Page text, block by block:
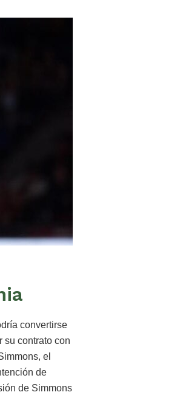
convertirse
su contrato con
el
de
de Simmons